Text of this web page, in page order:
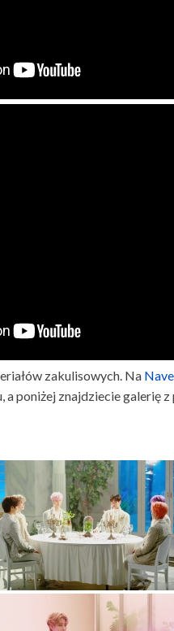
zakulisowych. Na
poniżej znajdziecie galerię